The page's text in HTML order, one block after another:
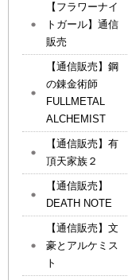
【フラワーナイ
トガール】通信
販売
【通信販売】鋼
の錬金術師
FULLMETAL
ALCHEMIST
【通信販売】有
頂天家族２
【通信販売】
DEATH NOTE
【通信販売】文
豪とアルケミス
ト